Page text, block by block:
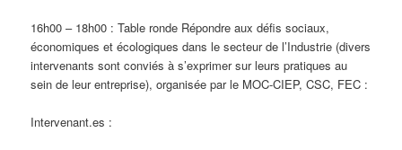
16h00 – 18h00 : Table ronde Répondre aux défis sociaux,
économiques et écologiques dans le secteur de l’Industrie (divers
intervenants sont conviés à s’exprimer sur leurs pratiques au
sein de leur entreprise), organisée par le MOC-CIEP, CSC, FEC :
Intervenant.es :